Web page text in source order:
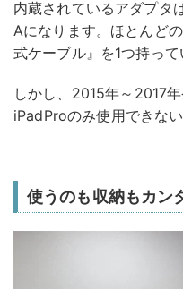
内蔵されているアダプタ
Aになります。ほとんど
式ケーブル』を1つ持っ
しかし、2015年～2017
iPadProのみ使用できな
使うのも収納もカン